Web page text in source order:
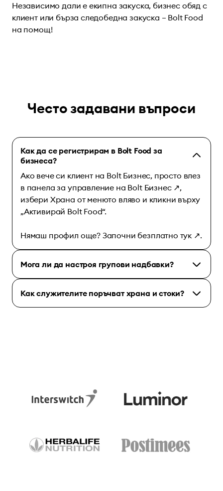
Независимо дали е екипна закуска, бизнес обяд с
клиент или бърза следобедна закуска – Bolt Food
на помощ!
Често задавани въпроси
Как да се регистрирам в Bolt Food за
бизнеса?
Ако вече си клиент на Bolt Бизнес, просто влез
в панела за управление на Bolt Бизнес↗,
избери Храна от менюто вляво и кликни върху
„Активирай Bolt Food“.
Нямаш профил още? Започни безплатно тук↗.
Мога ли да настроя групови надбавки?
Как служителите поръчват храна и стоки?